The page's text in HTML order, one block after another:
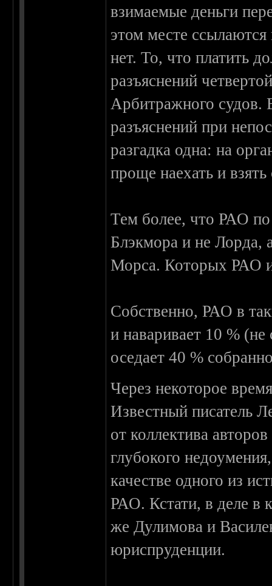
взимаемые деньги
этом месте ссылаются
нет. То, что платить
разъяснений
Арбитражного судов.
разъяснений при
разгадка одна: на
проще наехать и взять
Тем более, что РАО по
Блэкмора и не Лорда,
Морса. Которых РАО и
Собственно, РАО в
и наваривает 10 %
оседает 40 %
Через некоторое
Известный писатель
от коллектива
глубокого
качестве одного из
РАО. Кстати, в деле в
же Дулимова и
юриспруденции.